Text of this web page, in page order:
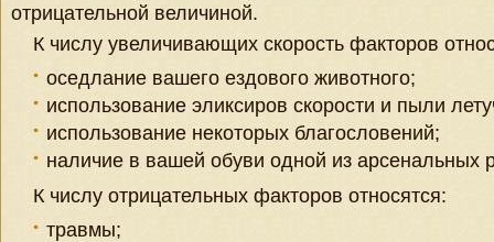
отрицательной величиной.
К числу увеличивающих скорость факторов
оседлание вашего ездового животного;
использование эликсиров скорости и пыли
использование некоторых благословений;
наличие в вашей обуви одной из арсенальных
К числу отрицательных факторов относятся:
травмы;